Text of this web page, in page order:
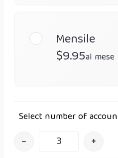
Mensile
$9.95al mese
Select number of
– +